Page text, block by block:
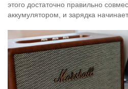
этого достаточно правильно
аккумулятором, и зарядка